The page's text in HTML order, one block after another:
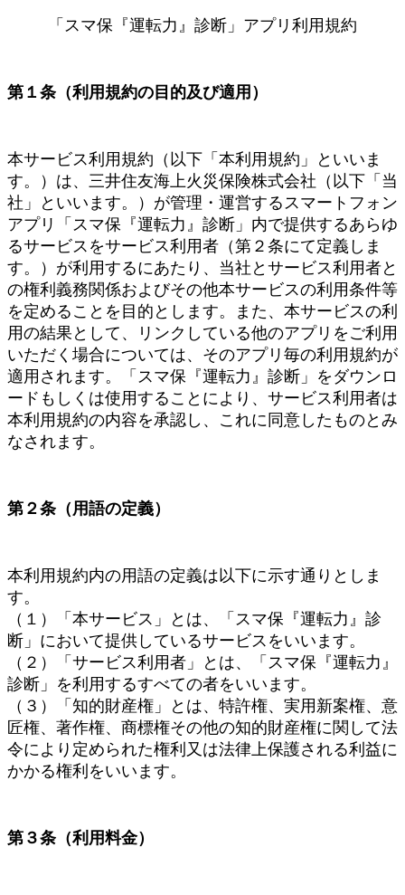
「スマ保『運転力』診断」アプリ利用規約
第１条（利用規約の目的及び適用）
本サービス利用規約（以下「本利用規約」といいま
す。）は、三井住友海上火災保険株式会社（以下「当
社」といいます。）が管理・運営するスマートフォン
アプリ「スマ保『運転力』診断」内で提供するあらゆ
るサービスをサービス利用者（第２条にて定義しま
す。）が利用するにあたり、当社とサービス利用者と
の権利義務関係およびその他本サービスの利用条件等
を定めることを目的とします。また、本サービスの利
用の結果として、リンクしている他のアプリをご利用
いただく場合については、そのアプリ毎の利用規約が
適用されます。「スマ保『運転力』診断」をダウンロ
ードもしくは使用することにより、サービス利用者は
本利用規約の内容を承認し、これに同意したものとみ
なされます。
第２条（用語の定義）
本利用規約内の用語の定義は以下に示す通りとしま
す。
（１）「本サービス」とは、「スマ保『運転力』診
断」において提供しているサービスをいいます。
（２）「サービス利用者」とは、「スマ保『運転力』
診断」を利用するすべての者をいいます。
（３）「知的財産権」とは、特許権、実用新案権、意
匠権、著作権、商標権その他の知的財産権に関して法
令により定められた権利又は法律上保護される利益に
かかる権利をいいます。
第３条（利用料金）